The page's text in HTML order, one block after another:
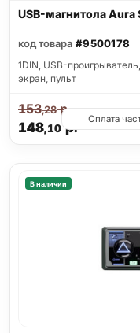
USB-магнитола Aura
код товара #9500178
1DIN, USB-
экран, пульт
148,10р.
153,28р.
Оплата
В наличии